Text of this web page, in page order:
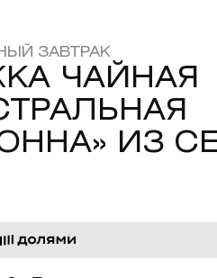
ЗАВТРАК
ЧАЙНАЯ
ИЗ